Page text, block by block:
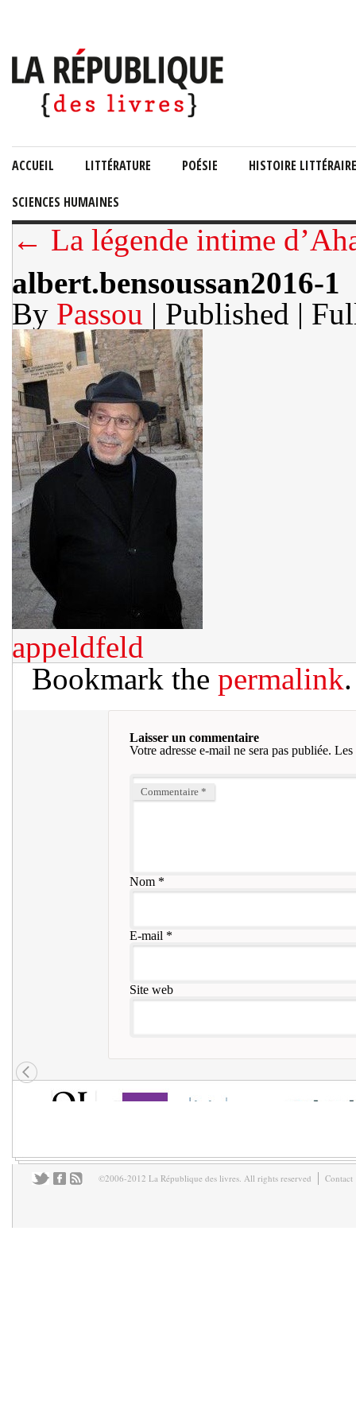
ACCUEIL LITTÉRATURE POÉSIE HISTOIRE LITTÉRAIRE
SCIENCES HUMAINES
← La légende intime
albert.bensoussan2016-1
By Passou | Published |
appeldfeld
Bookmark the permalink.
Laisser un commentaire
Votre adresse e-mail ne sera pas publiée. Les
Commentaire *
Nom*
E-mail *
Site web
©2006-2012 La République des livres. All rights reserved Contact